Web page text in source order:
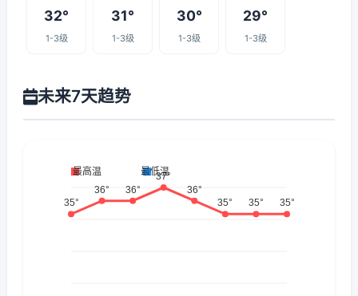
32°
1-3级
31°
1-3级
30°
1-3级
29°
1-3级
未来7天趋势